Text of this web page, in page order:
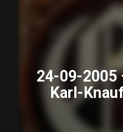
24-09-2005
Karl-